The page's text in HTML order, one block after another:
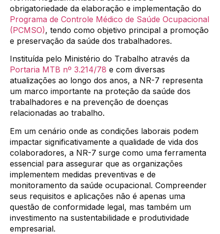
obrigatoriedade da elaboração e implementação do
Programa de Controle Médico de Saúde Ocupacional
(PCMSO), tendo como objetivo principal a promoção
e preservação da saúde dos trabalhadores.
Instituída pelo Ministério do Trabalho através da
Portaria MTB nº 3.214/78 e com diversas
atualizações ao longo dos anos, a NR-7 representa
um marco importante na proteção da saúde dos
trabalhadores e na prevenção de doenças
relacionadas ao trabalho.
Em um cenário onde as condições laborais podem
impactar significativamente a qualidade de vida dos
colaboradores, a NR-7 surge como uma ferramenta
essencial para assegurar que as organizações
implementem medidas preventivas e de
monitoramento da saúde ocupacional. Compreender
seus requisitos e aplicações não é apenas uma
questão de conformidade legal, mas também um
investimento na sustentabilidade e produtividade
empresarial.